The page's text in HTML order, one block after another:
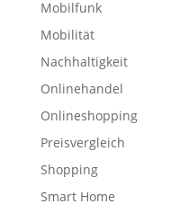
Mobilfunk
Mobilität
Nachhaltigkeit
Onlinehandel
Onlineshopping
Preisvergleich
Shopping
Smart Home